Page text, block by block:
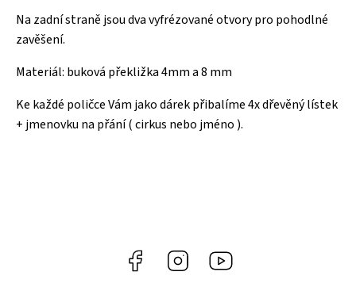
Na zadní straně jsou dva vyfrézované otvory pro pohodlné
zavěšení.
Materiál: buková překližka 4mm a 8 mm
Ke každé poličce Vám jako dárek přibalíme 4x dřevěný lístek
+ jmenovku na přání ( cirkus nebo jméno ).
Facebook Instagram